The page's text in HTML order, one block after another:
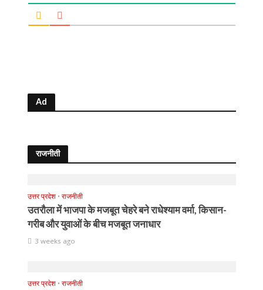
Ad
राजनीती
उत्तर प्रदेश • राजनीती
उतरौला में भाजपा के मजबूत चेहरे बने राधेश्याम वर्मा, किसान-
गरीब और युवाओं के बीच मजबूत जनाधार
3 weeks ago
उत्तर प्रदेश • राजनीती